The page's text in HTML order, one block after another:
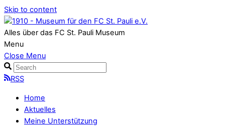
Skip to content
Alles über das FC St. Pauli Museum
Menu
Close Menu
RSS
Home
Aktuelles
Meine Unterstützung